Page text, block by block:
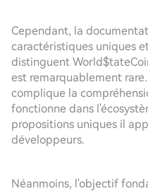
Cependant, la
caractéristiques uniques
distinguent
est remarquablement
complique la
fonctionne dans
propositions uniques il
développeurs.
Néanmoins, l'objectif